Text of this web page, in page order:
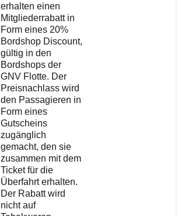
erhalten einen
Mitgliederrabatt in
Form eines 20%
Bordshop Discount,
gültig in den
Bordshops der
GNV Flotte. Der
Preisnachlass wird
den Passagieren in
Form eines
Gutscheins
zugänglich
gemacht, den sie
zusammen mit dem
Ticket für die
Überfahrt erhalten.
Der Rabatt wird
nicht auf